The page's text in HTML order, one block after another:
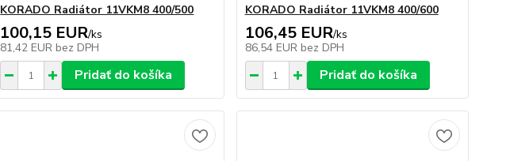
KORADO Radiátor 11VKM8 400/500
100,15 EUR/ks
81,42 EUR bez DPH
Pridať do košíka
KORADO Radiátor 11VKM8 400/600
106,45 EUR/ks
86,54 EUR bez DPH
Pridať do košíka